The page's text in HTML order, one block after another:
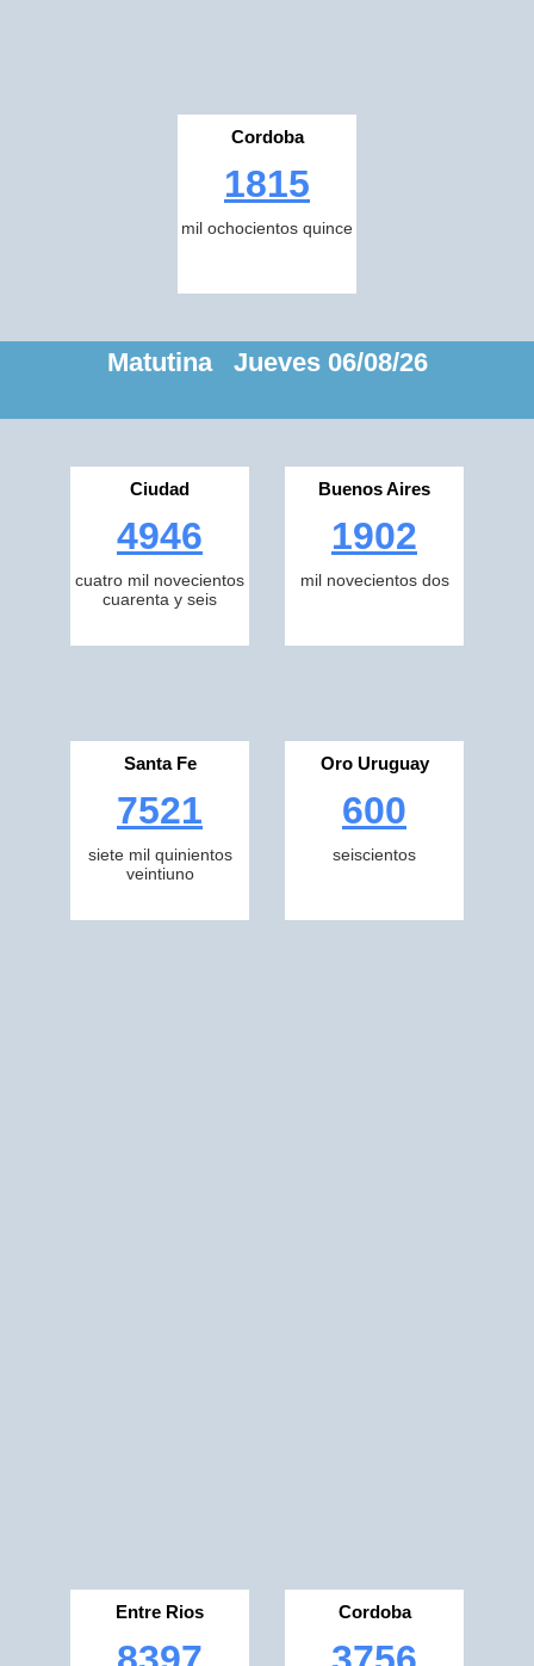
Cordoba
1815
mil ochocientos quince
Matutina Jueves 06/08/26
Ciudad
4946
cuatro mil novecientos
cuarenta y seis
Buenos Aires
1902
mil novecientos dos
Santa Fe
7521
siete mil quinientos
veintiuno
Oro Uruguay
600
seiscientos
Entre Rios Cordoba